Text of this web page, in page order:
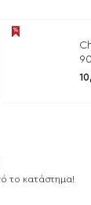
/
το κατάστημα!